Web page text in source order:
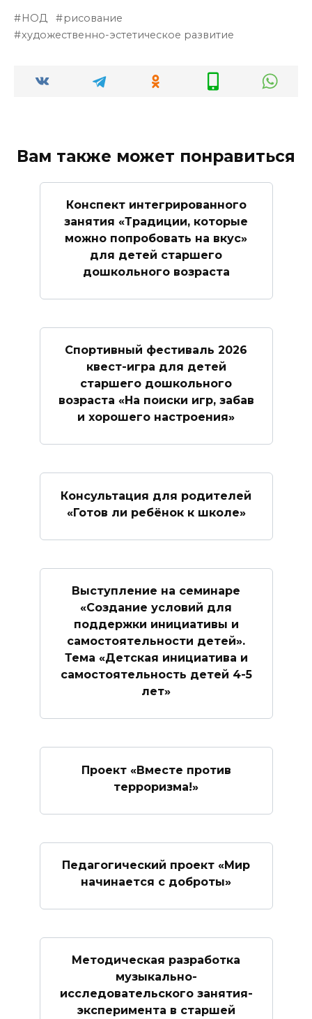
НОД
рисование
художественно-эстетическое развитие
Вам также может понравиться
Конспект интегрированного
занятия «Традиции, которые
можно попробовать на вкус»
для детей старшего
дошкольного возраста
Спортивный фестиваль 2026
квест-игра для детей
старшего дошкольного
возраста «На поиски игр, забав
и хорошего настроения»
Консультация для родителей
«Готов ли ребёнок к школе»
Выступление на семинаре
«Создание условий для
поддержки инициативы и
самостоятельности детей».
Тема «Детская инициатива и
самостоятельность детей 4-5
лет»
Проект «Вместе против
терроризма!»
Педагогический проект «Мир
начинается с доброты»
Методическая разработка
музыкально-
исследовательского занятия-
эксперимента в старшей